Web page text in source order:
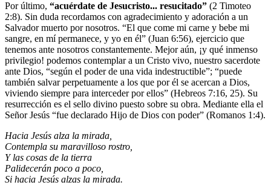
Por último, “acuérdate de Jesucristo... resucitado” (2 Timoteo
2:8). Sin duda recordamos con agradecimiento y adoración a un
Salvador muerto por nosotros. “El que come mi carne y bebe mi
sangre, en mí permanece, y yo en él” (Juan 6:56), ejercicio que
tenemos ante nosotros constantemente. Mejor aún, ¡y qué inmenso
privilegio! podemos contemplar a un Cristo vivo, nuestro sacerdote
ante Dios, “según el poder de una vida indestructible”; “puede
también salvar perpetuamente a los que por él se acercan a Dios,
viviendo siempre para interceder por ellos” (Hebreos 7:16, 25). Su
resurrección es el sello divino puesto sobre su obra. Mediante ella el
Señor Jesús “fue declarado Hijo de Dios con poder” (Romanos 1:4).
Hacia Jesús alza la mirada,
Contempla su maravilloso rostro,
Y las cosas de la tierra
Palidecerán poco a poco,
Si hacia Jesús alzas la mirada.